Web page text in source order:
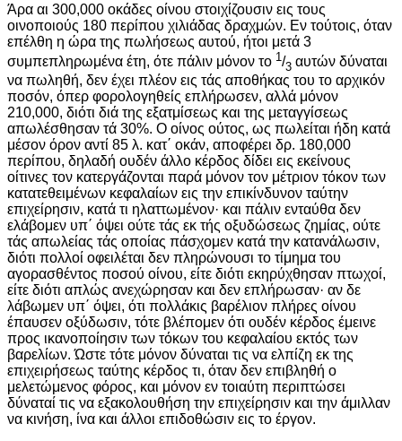
Άρα αι 300,000 οκάδες οίνου στοιχίζουσιν εις τους
οινοποιούς 180 περίπου χιλιάδας δραχμών. Εν τούτοις, όταν
επέλθη η ώρα της πωλήσεως αυτού, ήτοι μετά 3
συμπεπληρωμένα έτη, ότε πάλιν μόνον το 1 /3 αυτών δύναται
να πωληθή, δεν έχει πλέον εις τάς αποθήκας του το αρχικόν
ποσόν, όπερ φορολογηθείς επλήρωσεν, αλλά μόνον
210,000, διότι διά της εξατμίσεως και της μεταγγίσεως
απωλέσθησαν τά 30%. Ο οίνος ούτος, ως πωλείται ήδη κατά
μέσον όρον αντί 85 λ. κατ΄ οκάν, αποφέρει δρ. 180,000
περίπου, δηλαδή ουδέν άλλο κέρδος δίδει εις εκείνους
οίτινες τον κατεργάζονται παρά μόνον τον μέτριον τόκον των
κατατεθειμένων κεφαλαίων εις την επικίνδυνον ταύτην
επιχείρησιν, κατά τι ηλαττωμένον· και πάλιν ενταύθα δεν
ελάβομεν υπ΄ όψει ούτε τάς εκ τής οξυδώσεως ζημίας, ούτε
τάς απωλείας τάς οποίας πάσχομεν κατά την κατανάλωσιν,
διότι πολλοί οφειλέται δεν πληρώνουσι το τίμημα του
αγορασθέντος ποσού οίνου, είτε διότι εκηρύχθησαν πτωχοί,
είτε διότι απλώς ανεχώρησαν και δεν επλήρωσαν· αν δε
λάβωμεν υπ΄ όψει, ότι πολλάκις βαρέλιον πλήρες οίνου
έπαυσεν οξύδωσιν, τότε βλέπομεν ότι ουδέν κέρδος έμεινε
προς ικανοποίησιν των τόκων του κεφαλαίου εκτός των
βαρελίων. Ώστε τότε μόνον δύναται τις να ελπίζη εκ της
επιχειρήσεως ταύτης κέρδος τι, όταν δεν επιβληθή ο
μελετώμενος φόρος, και μόνον εν τοιαύτη περιπτώσει
δύναταί τις να εξακολουθήση την επιχείρησιν και την άμιλλαν
να κινήση, ίνα και άλλοι επιδοθώσιν εις το έργον.